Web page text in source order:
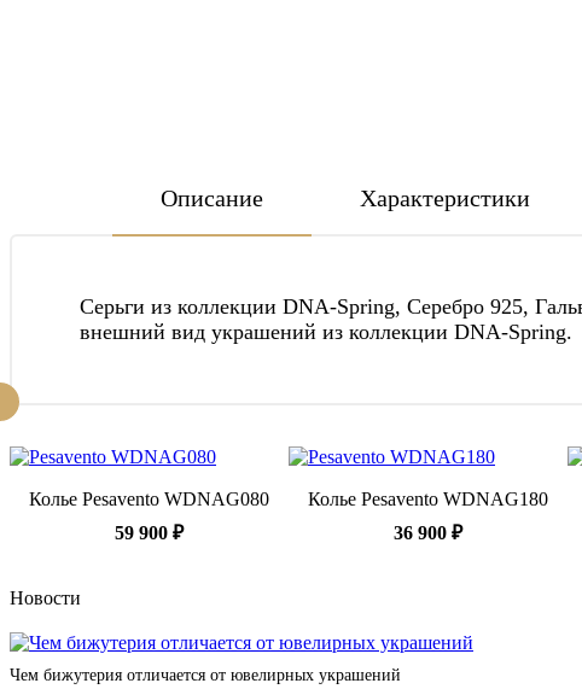
Описание Характеристики
Серьги из коллекции DNA-Spring, Серебро 925,
внешний вид украшений из коллекции DNA-Spring.
Колье Pesavento WDNAG080
59 900 ₽
Колье Pesavento WDNAG180
36 900 ₽
Новости
Чем бижутерия отличается от ювелирных украшений